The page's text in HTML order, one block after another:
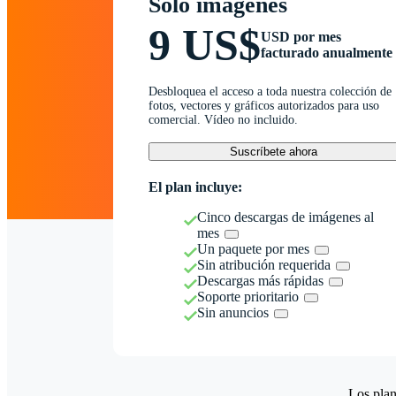
9 US$USD por mes
facturado anualmente
Desbloquea el acceso a toda nuestra colección de
fotos, vectores y gráficos autorizados para uso
comercial. Vídeo no incluido.
Suscríbete ahora
El plan incluye:
Cinco descargas de imágenes al
mes
Un paquete por mes
Sin atribución requerida
Descargas más rápidas
Soporte prioritario
Sin anuncios